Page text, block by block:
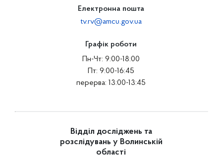
Електронна пошта
tv.rv@amcu.gov.ua
Графік роботи
Пн-Чт: 9:00-18:00
Пт: 9:00-16:45
перерва: 13:00-13:45
Відділ досліджень та
розслідувань у Волинській
області